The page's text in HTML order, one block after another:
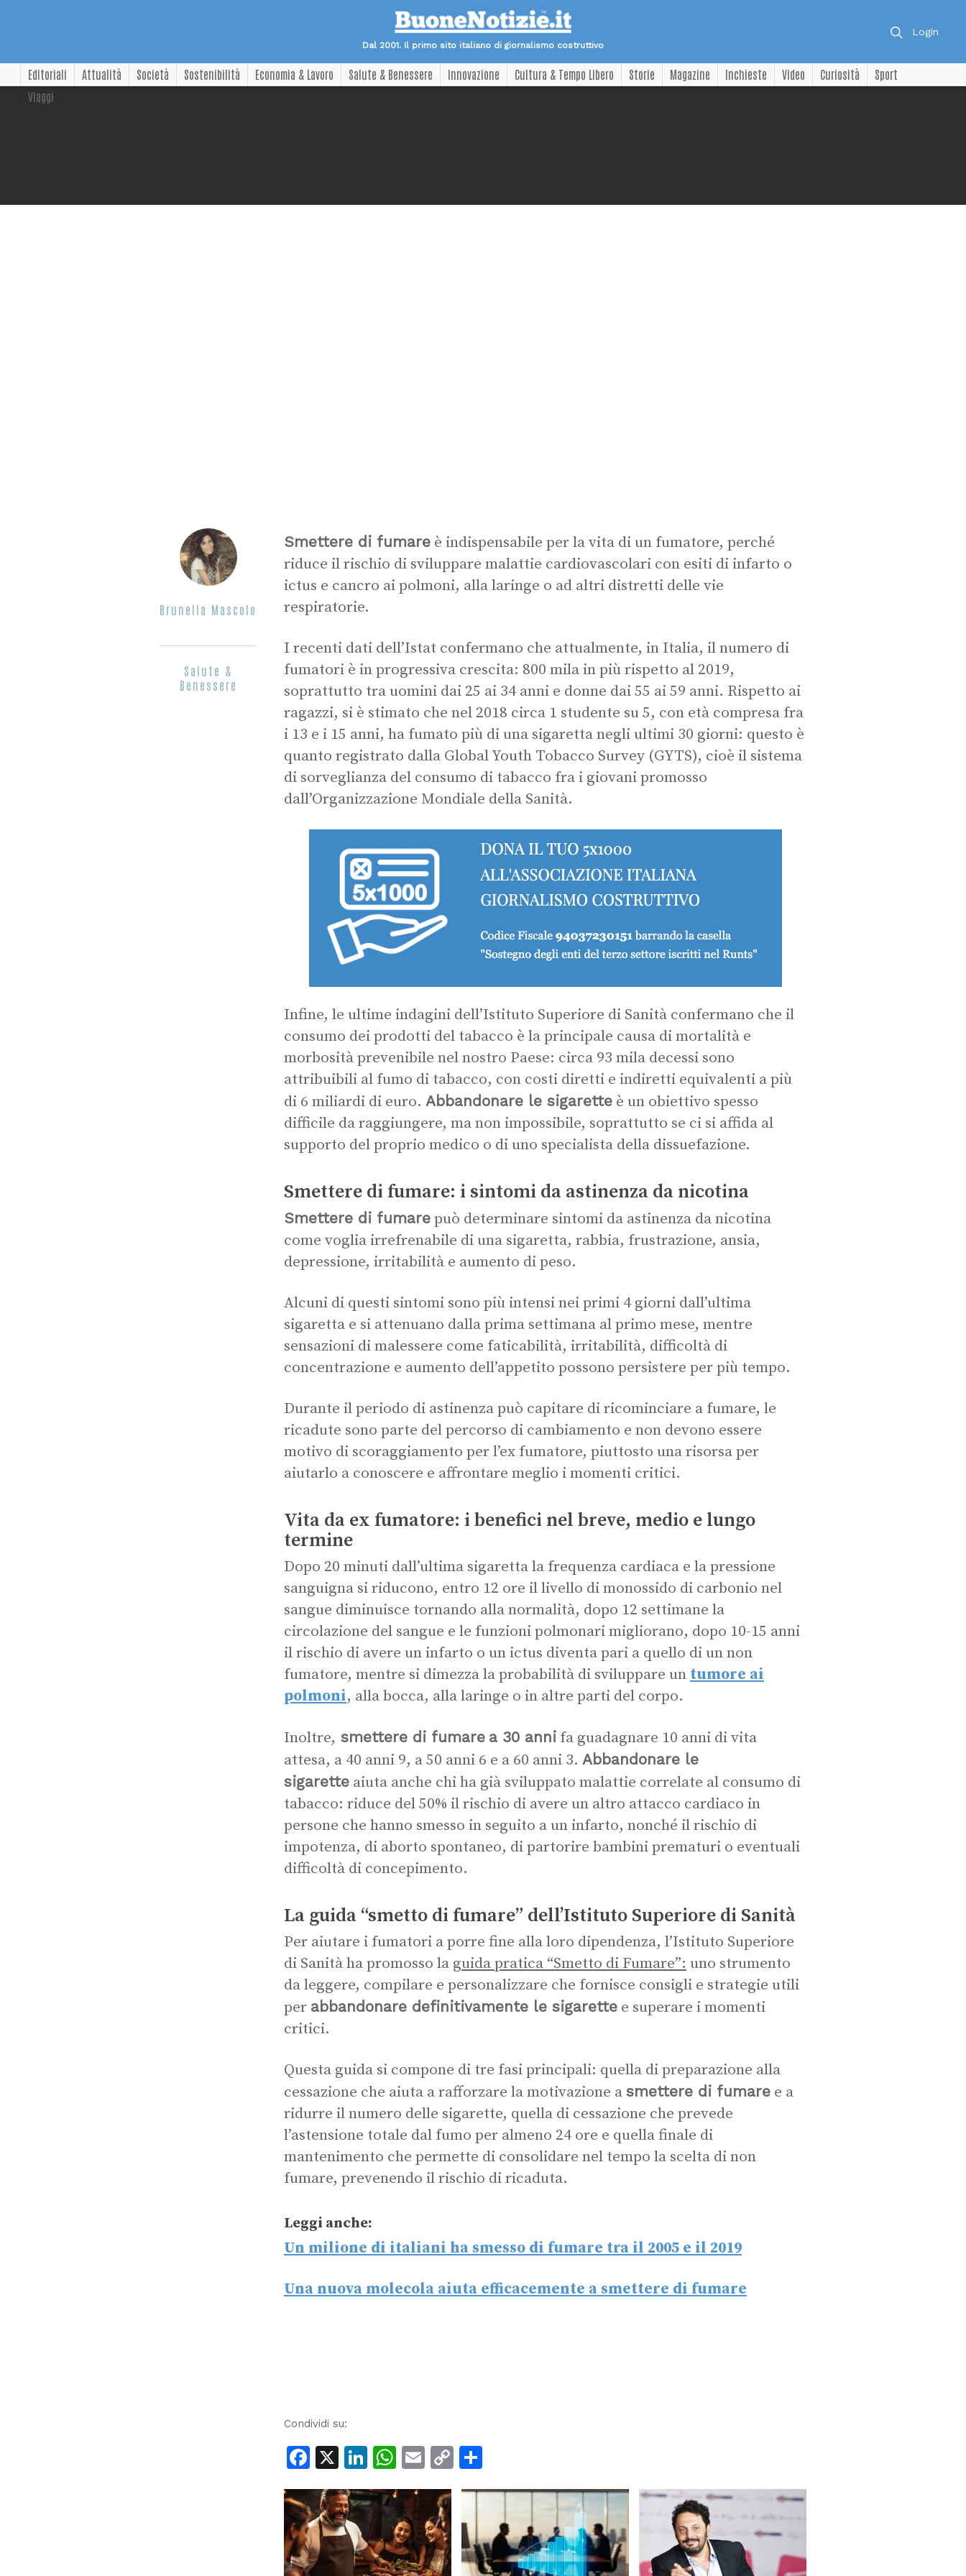
Dal 2001. Il primo sito italiano di giornalismo costruttivo
Login
Editoriali Attualità Società Sostenibilità Economia & Lavoro Salute & Benessere Innovazione Cultura & Tempo Libero Storie Magazine Inchieste Video Curiosità
Sport
Viaggi
Brunella Mascolo
Salute &
Benessere
Smettere di fumare è indispensabile per la vita di un fumatore, perché
riduce il rischio di sviluppare malattie cardiovascolari con esiti di infarto o
ictus e cancro ai polmoni, alla laringe o ad altri distretti delle vie
respiratorie.
I recenti dati dell’Istat confermano che attualmente, in Italia, il numero di
fumatori è in progressiva crescita: 800 mila in più rispetto al 2019,
soprattutto tra uomini dai 25 ai 34 anni e donne dai 55 ai 59 anni. Rispetto ai
ragazzi, si è stimato che nel 2018 circa 1 studente su 5, con età compresa fra
i 13 e i 15 anni, ha fumato più di una sigaretta negli ultimi 30 giorni: questo è
quanto registrato dalla Global Youth Tobacco Survey (GYTS), cioè il sistema
di sorveglianza del consumo di tabacco fra i giovani promosso
dall’Organizzazione Mondiale della Sanità.
Infine, le ultime indagini dell’Istituto Superiore di Sanità confermano che il
consumo dei prodotti del tabacco è la principale causa di mortalità e
morbosità prevenibile nel nostro Paese: circa 93 mila decessi sono
attribuibili al fumo di tabacco, con costi diretti e indiretti equivalenti a più
di 6 miliardi di euro. Abbandonare le sigarette è un obiettivo spesso
difficile da raggiungere, ma non impossibile, soprattutto se ci si affida al
supporto del proprio medico o di uno specialista della dissuefazione.
Smettere di fumare: i sintomi da astinenza da nicotina
Smettere di fumare può determinare sintomi da astinenza da nicotina
come voglia irrefrenabile di una sigaretta, rabbia, frustrazione, ansia,
depressione, irritabilità e aumento di peso.
Alcuni di questi sintomi sono più intensi nei primi 4 giorni dall’ultima
sigaretta e si attenuano dalla prima settimana al primo mese, mentre
sensazioni di malessere come faticabilità, irritabilità, difficoltà di
concentrazione e aumento dell’appetito possono persistere per più tempo.
Durante il periodo di astinenza può capitare di ricominciare a fumare, le
ricadute sono parte del percorso di cambiamento e non devono essere
motivo di scoraggiamento per l’ex fumatore, piuttosto una risorsa per
aiutarlo a conoscere e affrontare meglio i momenti critici.
Vita da ex fumatore: i benefici nel breve, medio e lungo
termine
Dopo 20 minuti dall’ultima sigaretta la frequenza cardiaca e la pressione
sanguigna si riducono, entro 12 ore il livello di monossido di carbonio nel
sangue diminuisce tornando alla normalità, dopo 12 settimane la
circolazione del sangue e le funzioni polmonari migliorano, dopo 10-15 anni
il rischio di avere un infarto o un ictus diventa pari a quello di un non
fumatore, mentre si dimezza la probabilità di sviluppare un tumore ai
polmoni, alla bocca, alla laringe o in altre parti del corpo.
Inoltre, smettere di fumare a 30 anni fa guadagnare 10 anni di vita
attesa, a 40 anni 9, a 50 anni 6 e a 60 anni 3. Abbandonare le
sigarette aiuta anche chi ha già sviluppato malattie correlate al consumo di
tabacco: riduce del 50% il rischio di avere un altro attacco cardiaco in
persone che hanno smesso in seguito a un infarto, nonché il rischio di
impotenza, di aborto spontaneo, di partorire bambini prematuri o eventuali
difficoltà di concepimento.
La guida “smetto di fumare” dell’Istituto Superiore di Sanità
Per aiutare i fumatori a porre fine alla loro dipendenza, l’Istituto Superiore
di Sanità ha promosso la guida pratica “Smetto di Fumare”: uno strumento
da leggere, compilare e personalizzare che fornisce consigli e strategie utili
per abbandonare definitivamente le sigarette e superare i momenti
critici.
Questa guida si compone di tre fasi principali: quella di preparazione alla
cessazione che aiuta a rafforzare la motivazione a smettere di fumare e a
ridurre il numero delle sigarette, quella di cessazione che prevede
l’astensione totale dal fumo per almeno 24 ore e quella finale di
mantenimento che permette di consolidare nel tempo la scelta di non
fumare, prevenendo il rischio di ricaduta.
Leggi anche:
Un milione di italiani ha smesso di fumare tra il 2005 e il 2019
Una nuova molecola aiuta efficacemente a smettere di fumare
Condividi su:
Facebook
X LinkedIn
WhatsApp
Email
Copy